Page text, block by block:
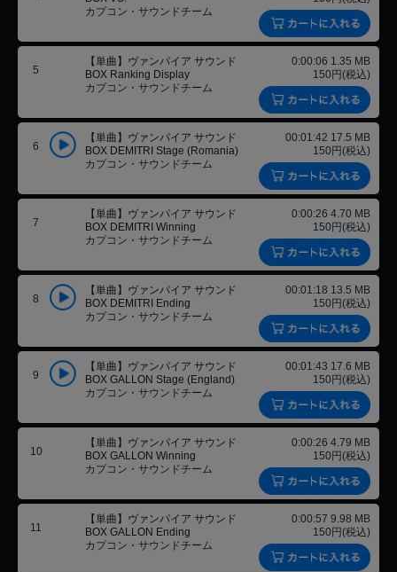
カプコン・サウンドチーム
5
【単曲】ヴァンパイア サウンド
BOX Ranking Display
カプコン・サウンドチーム
0:00:06 1.35 MB
150円(税込)
6
【単曲】ヴァンパイア サウンド
BOX DEMITRI Stage (Romania)
カプコン・サウンドチーム
00:01:42 17.5 MB
150円(税込)
7
【単曲】ヴァンパイア サウンド
BOX DEMITRI Winning
カプコン・サウンドチーム
0:00:26 4.70 MB
150円(税込)
8
【単曲】ヴァンパイア サウンド
BOX DEMITRI Ending
カプコン・サウンドチーム
00:01:18 13.5 MB
150円(税込)
9
【単曲】ヴァンパイア サウンド
BOX GALLON Stage (England)
カプコン・サウンドチーム
00:01:43 17.6 MB
150円(税込)
10
【単曲】ヴァンパイア サウンド
BOX GALLON Winning
カプコン・サウンドチーム
0:00:26 4.79 MB
150円(税込)
11
【単曲】ヴァンパイア サウンド
BOX GALLON Ending
カプコン・サウンドチーム
0:00:57 9.98 MB
150円(税込)